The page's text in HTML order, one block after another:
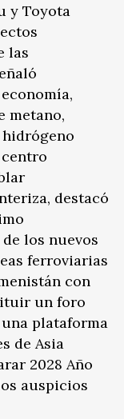
y Toyota
las
metano,
destacó
los nuevos
ferroviarias
con
un foro
plataforma
de Asia
2028 Año
auspicios